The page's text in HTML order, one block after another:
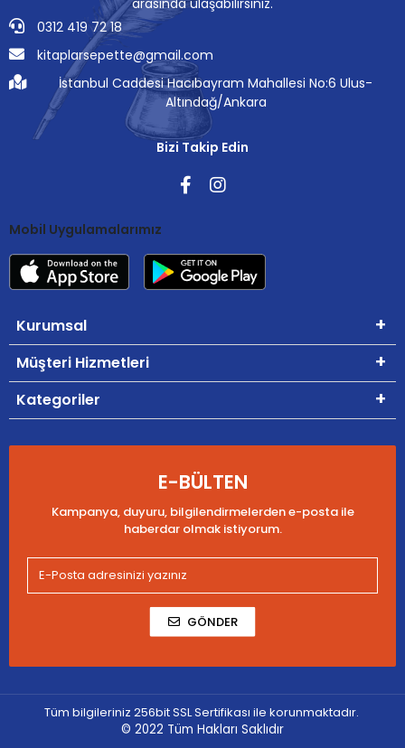
0312 419 72 18
kitaplarsepette@gmail.com
İstanbul Caddesi Hacıbayram Mahallesi No:6 Ulus-
Altındağ/Ankara
Bizi Takip Edin
Mobil Uygulamalarımız
Kurumsal
Müşteri Hizmetleri
Kategoriler
E-BÜLTEN
Kampanya, duyuru, bilgilendirmelerden e-posta ile
haberdar olmak istiyorum.
GÖNDER
Tüm bilgileriniz 256bit SSL Sertifikası ile korunmaktadır.
© 2022 Tüm Hakları Saklıdır